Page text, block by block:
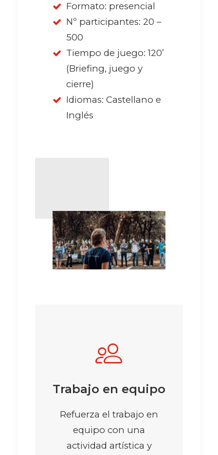
Formato: presencial
Nº participantes: 20 –
500
Tiempo de juego: 120’
(Briefing, juego y
cierre)
Idiomas: Castellano e
Inglés
Trabajo en equipo
Refuerza el trabajo en
equipo con una
actividad artística y